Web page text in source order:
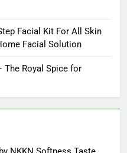
Facial Kit For All Skin
Facial Solution
The Royal Spice for